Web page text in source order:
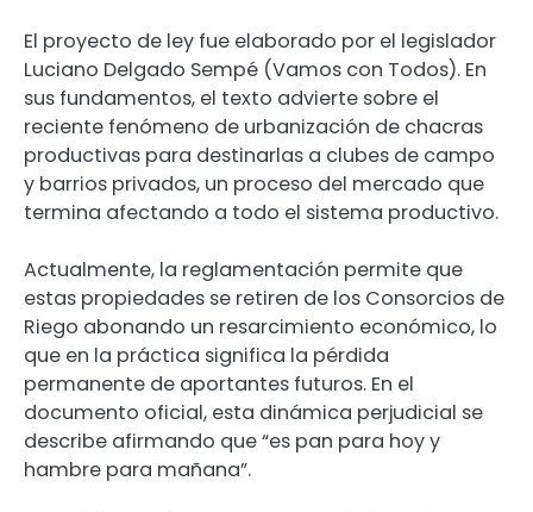
El proyecto de ley fue elaborado por el legislador
Luciano Delgado Sempé (Vamos con Todos). En
sus fundamentos, el texto advierte sobre el
reciente fenómeno de urbanización de chacras
productivas para destinarlas a clubes de campo
y barrios privados, un proceso del mercado que
termina afectando a todo el sistema productivo.
Actualmente, la reglamentación permite que
estas propiedades se retiren de los Consorcios de
Riego abonando un resarcimiento económico, lo
que en la práctica significa la pérdida
permanente de aportantes futuros. En el
documento oficial, esta dinámica perjudicial se
describe afirmando que “es pan para hoy y
hambre para mañana”.